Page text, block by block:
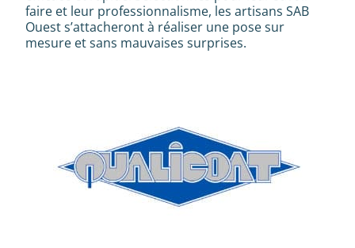
faire et leur professionnalisme, les artisans SAB
Ouest s’attacheront à réaliser une pose sur
mesure et sans mauvaises surprises.